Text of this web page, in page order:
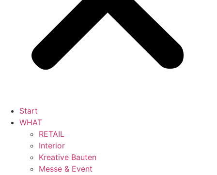
Start
WHAT
RETAIL
Interior
Kreative Bauten
Messe & Event